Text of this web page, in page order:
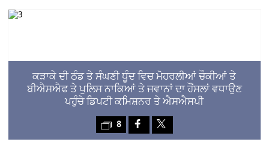
ਕੜਾਕੇ ਦੀ ਠੰਡ ਤੇ ਸੰਘਣੀ ਧੂੰਦ ਵਿਚ ਮੋਹਰਲੀਆਂ ਚੌਕੀਆਂ ਤੇ
ਬੀਐਸਐਫ ਤੇ ਪੁਲਿਸ ਨਾਕਿਆਂ ਤੇ ਜਵਾਨਾਂ ਦਾ ਹੌਂਸਲਾਂ ਵਧਾਉਣ
ਪਹੁੰਚੇ ਡਿਪਟੀ ਕਮਿਸ਼ਨਰ ਤੇ ਐਸਐਸਪੀ
8